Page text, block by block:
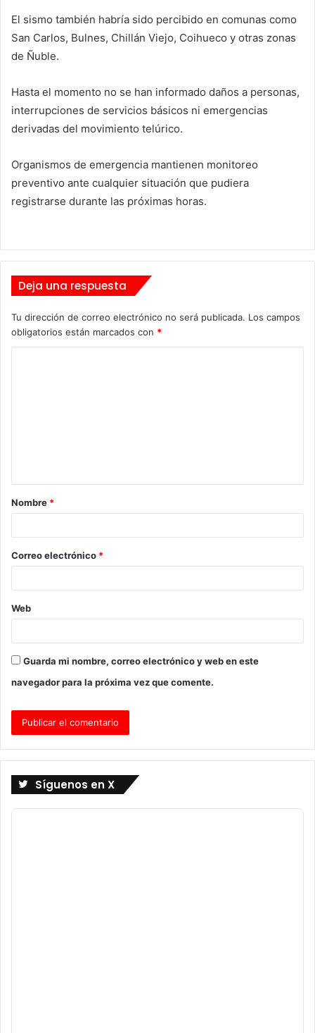
El sismo también habría sido percibido en comunas como
San Carlos, Bulnes, Chillán Viejo, Coihueco y otras zonas
de Ñuble.
Hasta el momento no se han informado daños a personas,
interrupciones de servicios básicos ni emergencias
derivadas del movimiento telúrico.
Organismos de emergencia mantienen monitoreo
preventivo ante cualquier situación que pudiera
registrarse durante las próximas horas.
Deja una respuesta
Tu dirección de correo electrónico no será publicada. Los campos
obligatorios están marcados con *
a
r
*
Nombre *
Correo electrónico *
Web
Guarda mi nombre, correo electrónico y web en este
navegador para la próxima vez que comente.
Síguenos en X